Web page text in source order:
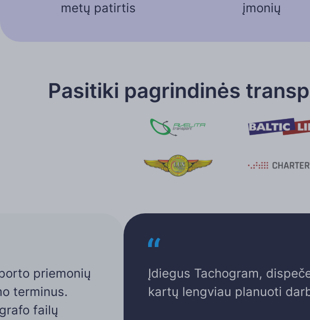
metų patirtis įmonių
Pasitiki pagrindinės
priemonių
terminus.
failų
Įdiegus Tachogram,
kartų lengviau planuoti